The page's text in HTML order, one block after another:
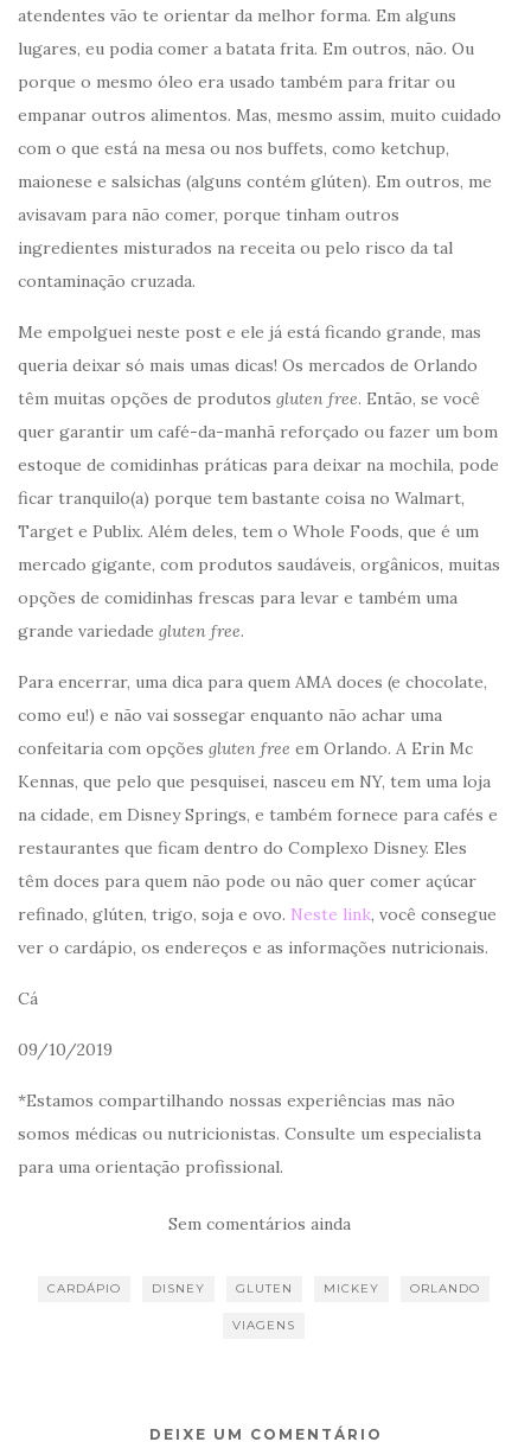
atendentes vão te orientar da melhor forma. Em alguns
lugares, eu podia comer a batata frita. Em outros, não. Ou
porque o mesmo óleo era usado também para fritar ou
empanar outros alimentos. Mas, mesmo assim, muito cuidado
com o que está na mesa ou nos buffets, como ketchup,
maionese e salsichas (alguns contém glúten). Em outros, me
avisavam para não comer, porque tinham outros
ingredientes misturados na receita ou pelo risco da tal
contaminação cruzada.
Me empolguei neste post e ele já está ficando grande, mas
queria deixar só mais umas dicas! Os mercados de Orlando
têm muitas opções de produtos gluten free. Então, se você
quer garantir um café-da-manhã reforçado ou fazer um bom
estoque de comidinhas práticas para deixar na mochila, pode
ficar tranquilo(a) porque tem bastante coisa no Walmart,
Target e Publix. Além deles, tem o Whole Foods, que é um
mercado gigante, com produtos saudáveis, orgânicos, muitas
opções de comidinhas frescas para levar e também uma
grande variedade gluten free.
Para encerrar, uma dica para quem AMA doces (e chocolate,
como eu!) e não vai sossegar enquanto não achar uma
confeitaria com opções gluten free em Orlando. A Erin Mc
Kennas, que pelo que pesquisei, nasceu em NY, tem uma loja
na cidade, em Disney Springs, e também fornece para cafés e
restaurantes que ficam dentro do Complexo Disney. Eles
têm doces para quem não pode ou não quer comer açúcar
refinado, glúten, trigo, soja e ovo. Neste link, você consegue
ver o cardápio, os endereços e as informações nutricionais.
Cá
09/10/2019
*Estamos compartilhando nossas experiências mas não
somos médicas ou nutricionistas. Consulte um especialista
para uma orientação profissional.
Sem comentários ainda
CARDÁPIO DISNEY GLUTEN MICKEY ORLANDO
VIAGENS
DEIXE UM COMENTÁRIO